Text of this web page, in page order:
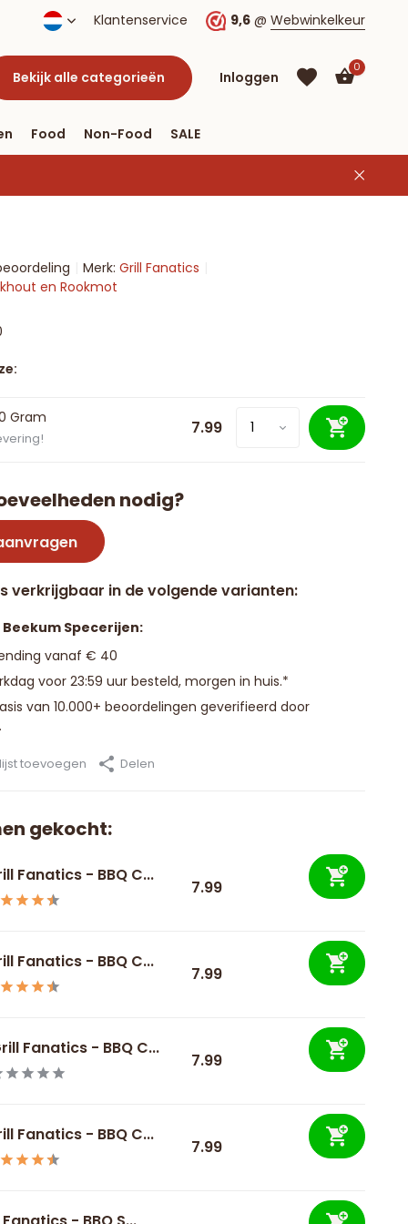
vanaf € 40
Klantenservice 9,6 @ Webwinkelkeur
Bekijk alle categorieën Inloggen
0
Food Non-Food SALE
Merk: Grill Fanatics
en Rookmot
Gram
7.99
nodig?
verkrijgbaar in de volgende varianten:
Specerijen:
vanaf € 40
voor 23:59 uur besteld, morgen in huis.*
van 10.000+ beoordelingen geverifieerd door
toevoegen Delen
gekocht:
Fanatics - BBQ C...
7.99
Fanatics - BBQ C...
7.99
Fanatics - BBQ C...
7.99
Fanatics - BBQ C...
7.99